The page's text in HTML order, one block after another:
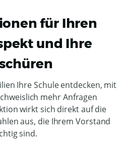
für Ihren
und Ihre
Ihre Schule entdecken, mit
mehr Anfragen
wirkt sich direkt auf die
aus, die Ihrem Vorstand
sind.